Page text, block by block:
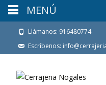
Llámanos: 916480774
Escríbenos:
MENÚ